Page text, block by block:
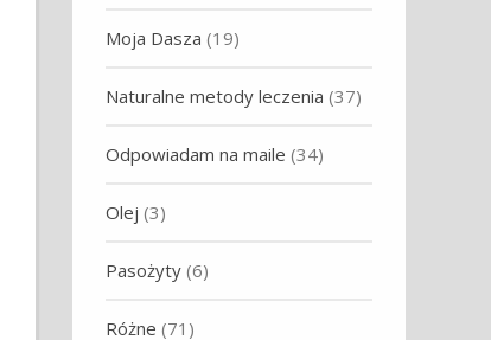
Moja Dasza (19)
Naturalne metody leczenia (37)
Odpowiadam na maile (34)
Olej (3)
Pasożyty (6)
Różne (71)